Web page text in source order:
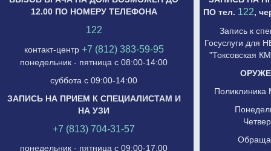
12.00 ПО НОМЕРУ ТЕЛЕФОНА
122
контакт-центр +7 (812) 383-59-95
понедельник - пятница с 08:00-14:00
суббота с 09:00-14:00
ЗАПИСЬ НА ПРИЕМ К СПЕЦИАЛИСТАМ И
НА УЗИ
+7 (813) 704-31-57
понедельник - пятница с 09:00-17:00
ПО тел. 122,
Запись к
Госуслуги для
"Токсовская
Поликлиника